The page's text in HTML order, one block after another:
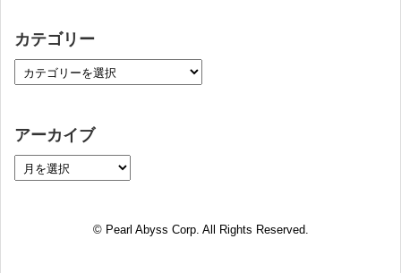
カテゴリー
アーカイブ
© Pearl Abyss Corp. All Rights Reserved.